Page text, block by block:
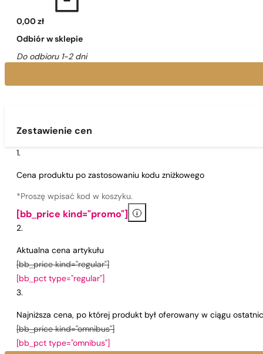
0,00 zł
Odbiór w sklepie
Do odbioru 1-2 dni
Zestawienie cen
Cena produktu po zastosowaniu kodu zniżkowego
*Proszę wpisać kod w koszyku.
[bb_price kind="promo"] i
Aktualna cena artykułu
[bb_price kind="regular"]
[bb_pct type="regular"]
Najniższa cena, po której produkt był oferowany w ciągu
[bb_price kind="omnibus"]
[bb_pct type="omnibus"]